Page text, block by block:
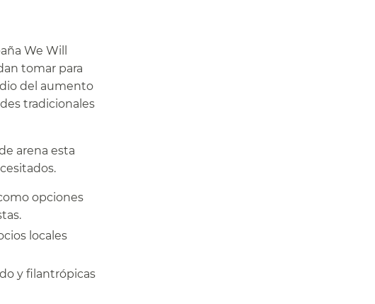
We Will
tomar para
del aumento
tradicionales
arena esta
opciones
locales
y filantrópicas